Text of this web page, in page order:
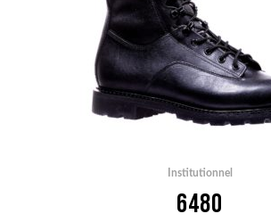
Institutionnel
6480